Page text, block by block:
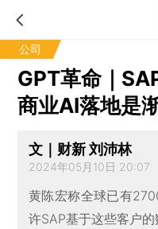
公司
GPT革命｜
商业AI落地是
文｜财新 刘沛林
2024年05月10日 20:07
黄陈宏称全球已有
许SAP基于这些客户